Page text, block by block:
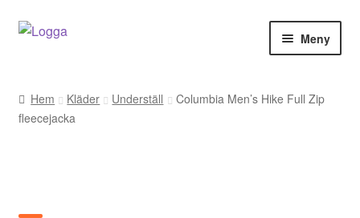
Hoppa
Hoppa
Meny
Kontakt
Hem Kläder Underställ
Columbia Men’s Hike Full Zip
fleecejacka